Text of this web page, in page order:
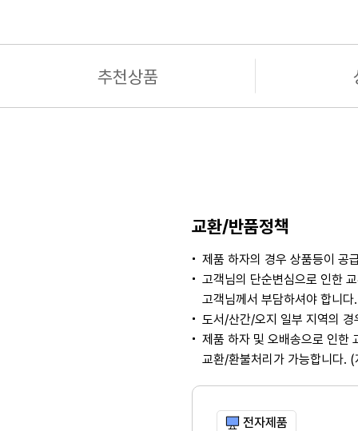
추천상품
교환/반품정책
제품 하자의 경우 상품등이 공
고객님의 단순변심으로 인한
고객님께서 부담하셔야 합니
도서/산간/오지 일부 지역의
제품 하자 및 오배송으로 인한
교환/환불처리가 가능합니다.
전자제품